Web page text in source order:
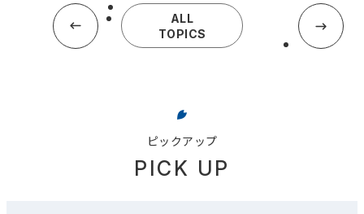
ALL
TOPICS
ピックアップ
PICK UP